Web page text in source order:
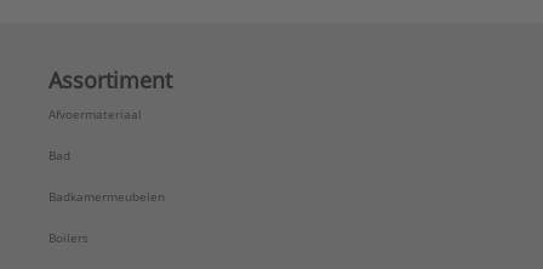
Assortiment
Afvoermateriaal
Bad
Badkamermeubelen
Boilers